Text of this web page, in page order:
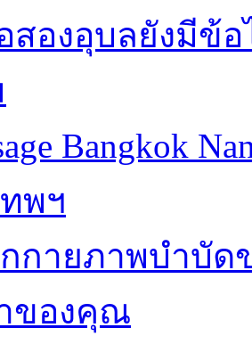
สองอุบลยังมีข้อ
Bangkok
พฯ
กายภาพบำบัด
ของคุณ